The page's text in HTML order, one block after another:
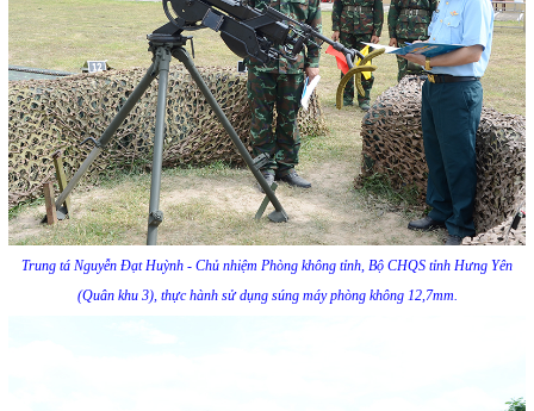
Trung tá Nguyễn Đạt Huỳnh - Chủ nhiệm Phòng không tỉnh, Bộ CHQS tỉnh Hưng Yên
(Quân khu 3), thực hành sử dụng súng máy phòng không 12,7mm.